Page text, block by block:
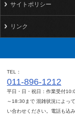
サイトポリシー
リンク
TEL
011-896-1212
平日・日・祝日：作業受付
～18:30まで 混雑状況によっ
い合わせください。電話も込